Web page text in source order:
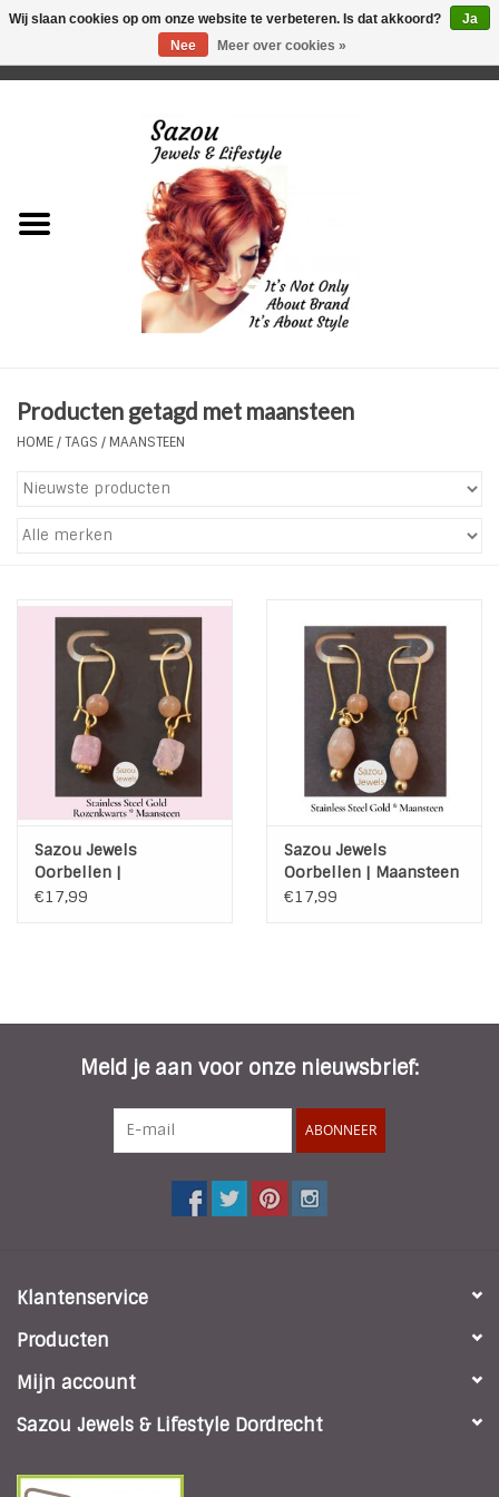
Just for Him
Plus Size Sieraden
Enkelbandjes
Tassen en meer
Haaraccesoires
Zonnebrillen
Fashion
ON THE BEACH
Charmin*s
Producten getagd met maansteen
HOME/TAGS / MAANSTEEN
Sazou Jewels
Oorbellen |
Rozenkwarts |
€17,99
Sazou Jewels
Oorbellen | Maansteen
| Stainless Steel | Gold
€17,99
Meld je aan voor onze nieuwsbrief:
ABONNEER
Klantenservice
Producten
Mijn account
Sazou Jewels & Lifestyle Dordrecht
Wij slaan cookies op om onze website te verbeteren. Is dat akkoord?
Ja
Nee
Meer over cookies »